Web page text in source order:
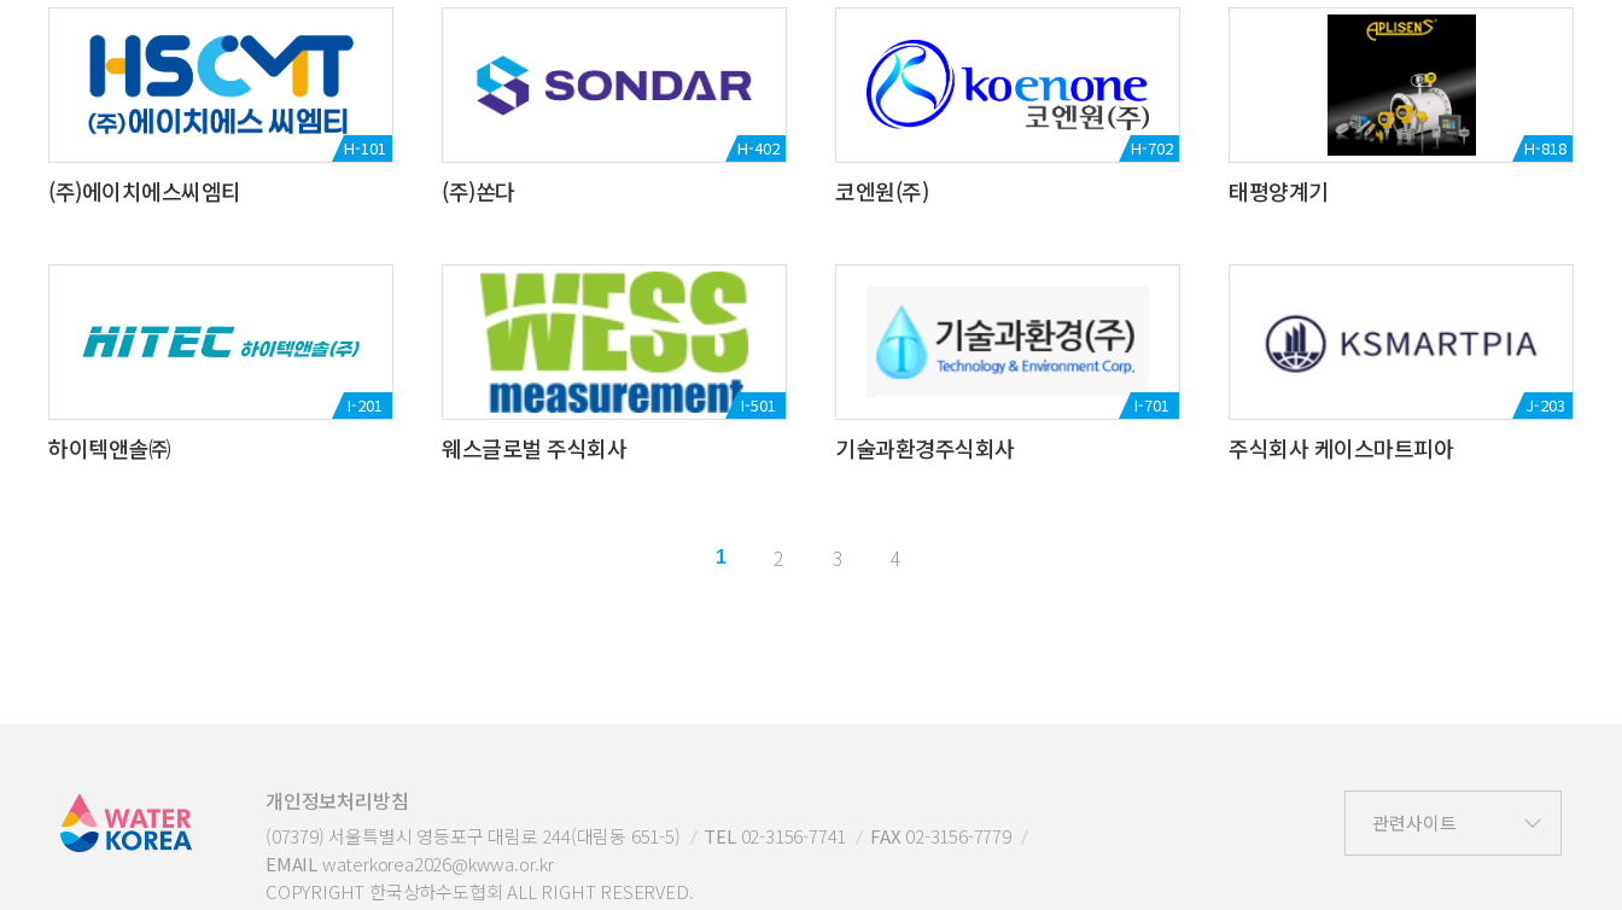
H-101
(주)에이치에스씨엠티
H-402
(주)쏜다
H-702
코엔원(주)
H-818
태평양계기
I-201
하이텍앤솔㈜
I-501
웨스글로벌 주식회사
I-701
기술과환경주식회사
J-203
주식회사 케이스마트피아
1 2 3 4
개인정보처리방침
(07379) 서울특별시 영등포구 대림로 244(대림동 651-5) TEL 02-3156-7741 FAX 02-3156-7779
EMAIL waterkorea2026@kwwa.or.kr
COPYRIGHT 한국상하수도협회 ALL RIGHT RESERVED.